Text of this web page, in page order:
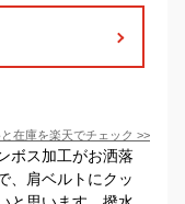
在庫を楽天でチェック >>
ボス加工がお洒落
、肩ベルトにクッ